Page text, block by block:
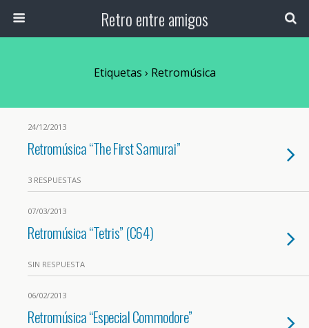
Retro entre amigos
Etiquetas › Retromúsica
24/12/2013
Retromúsica “The First Samurai”
3 RESPUESTAS
07/03/2013
Retromúsica “Tetris” (C64)
SIN RESPUESTA
06/02/2013
Retromúsica “Especial Commodore”